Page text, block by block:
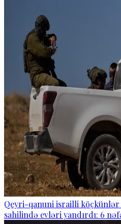
Qeyri-qanuni israilli köçkünlər
sahilində evləri yandırdı: 6